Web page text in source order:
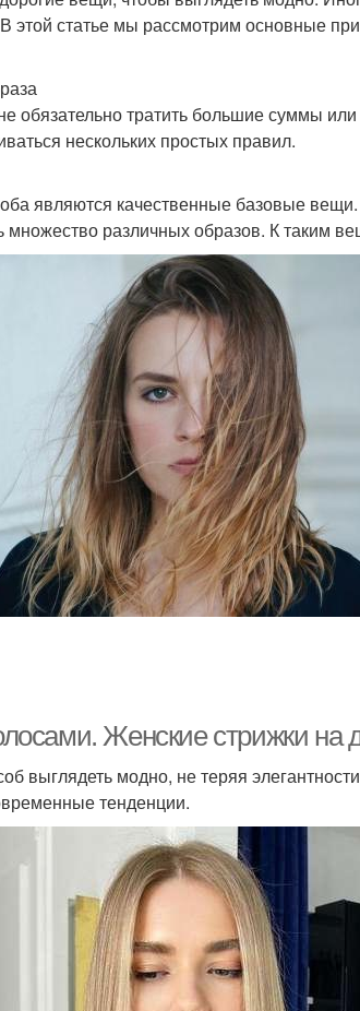
этой статье мы рассмотрим основные
обязательно тратить большие суммы
нескольких простых правил.
являются качественные базовые
множество различных образов. К таким
Женские стрижки
выглядеть модно, не теряя
тенденции.